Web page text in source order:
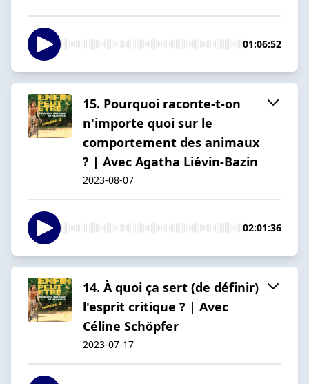
01:06:52
15. Pourquoi raconte-t-on
n'importe quoi sur le
comportement des animaux
? | Avec Agatha Liévin-Bazin
2023-08-07
02:01:36
14. À quoi ça sert (de définir)
l'esprit critique ? | Avec
Céline Schöpfer
2023-07-17